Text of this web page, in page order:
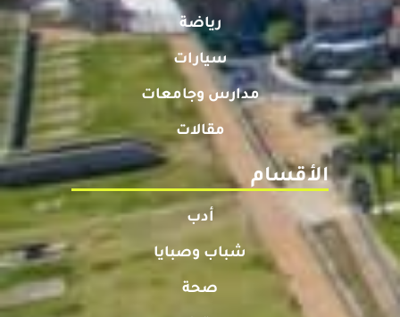
رياضة
سيارات
مدارس وجامعات
مقالات
الأقسام
أدب
شباب وصبايا
صحة